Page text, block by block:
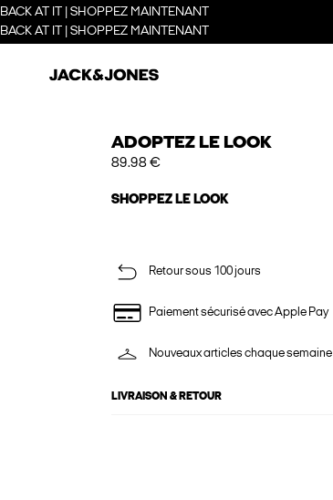
BACK AT IT | SHOPPEZ MAINTENANT
BACK AT IT | SHOPPEZ MAINTENANT
ADOPTEZ LE LOOK
89.98 €
SHOPPEZ LE LOOK
Retour sous 100 jours
Paiement sécurisé avec Apple Pay
Nouveaux articles chaque semaine
LIVRAISON & RETOUR